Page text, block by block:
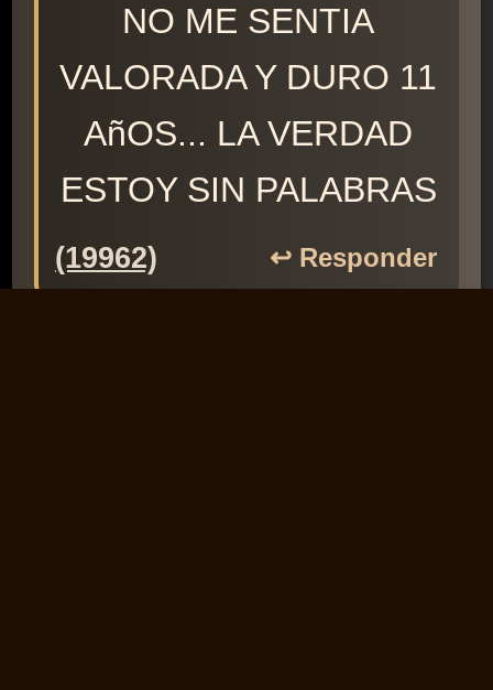
NO ME SENTIA
VALORADA Y DURO 11
AñOS... LA VERDAD
ESTOY SIN PALABRAS
(19962) ↩️ Responder